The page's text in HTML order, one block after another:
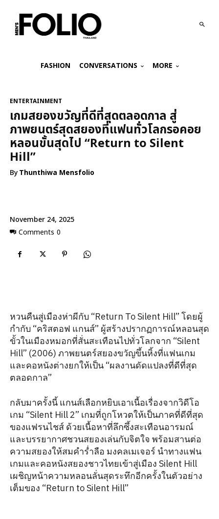
FASHION CONVERSATIONS MORE
November 24, 2025
Comments 0
ENTERTAINMENT
เกมสยองขวัญที่ดีที่สุดตลอดกาล สู่
ภาพยนตร์สุดสยองที่แฟนทั่วโลกรอคอย
หลอนขั้นสุดไป “Return to Silent
Hill”
ByThunthiwa Mensfolio
หวนคืนสู่เมืองห่าผีกับ “Return To Silent Hill” โดยผู้
กำกับ “คริสตอฟ แกนส์” ผู้สร้างปรากฏการณ์หลอนสุด
ขั้วในเมืองหมอกที่สั่นสะเทือนไปทั่วโลกจาก “Silent
Hill” (2006) ภาพยนตร์สยองขวัญขึ้นหิ้งที่แฟนเกม
และคอหนังต่างยกให้เป็น “ผลงานดัดแปลงที่ดีที่สุด
ตลอดกาล”
กลับมาครั้งนี้ แกนส์เลือกหยิบเอาเนื้อเรื่องจากวิดีโอ
เกม “Silent Hill 2” เกมที่ถูกโหวตให้เป็นภาคที่ดีที่สุด
ของแฟรนไชส์ ด้วยเนื้อหาที่ลึกซึ้งสะเทือนอารมณ์
และบรรยากาศชวนสยองเล่นกับจิตใจ พร้อมสานต่อ
ความสยองให้สมคำร่ำลือ มงคลเมเจอร์ นำทางแฟน
เกมและคอหนังสยองชาวไทยเข้าสู่เมือง Silent Hill
เผชิญหน้าความหลอนลั่นสุดระทึกอีกครั้งในตัวอย่าง
เต็มของ “Return to Silent Hill”